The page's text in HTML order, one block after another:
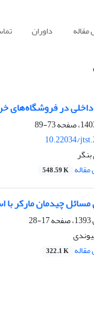
داوران
داخلی در
73-89
10.22034/
548.59 K
چیدمان مارکر با
17-28
322.1 K